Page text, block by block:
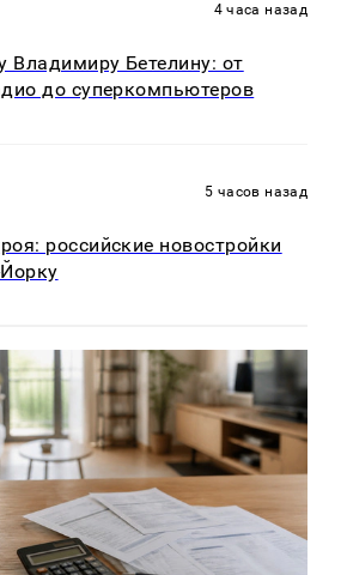
4 часа назад
Владимиру Бетелину: от
до суперкомпьютеров
5 часов назад
российские новостройки